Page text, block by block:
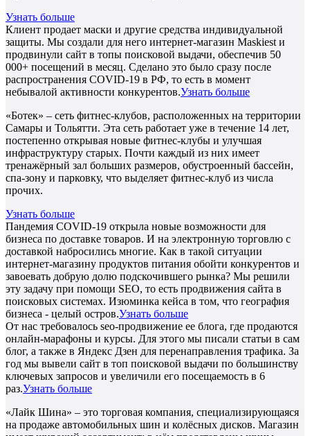
Узнать больше
Клиент продает маски и другие средства индивидуальной
защиты. Мы создали для него интернет-магазин Maskiest и
продвинули сайт в топы поисковой выдачи, обеспечив 50
000+ посещений в месяц. Сделано это было сразу после
распространения COVID-19 в РФ, то есть в момент
небывалой активности конкурентов.Узнать больше
«Ботек» – сеть фитнес-клубов, расположенных на территории
Самары и Тольятти. Эта сеть работает уже в течение 14 лет,
постепенно открывая новые фитнес-клубы и улучшая
инфраструктуру старых. Почти каждый из них имеет
тренажёрный зал больших размеров, обустроенный бассейн,
спа-зону и парковку, что выделяет фитнес-клуб из числа
прочих.
Узнать больше
Пандемия COVID-19 открыла новые возможности для
бизнеса по доставке товаров. И на электронную торговлю с
доставкой набросились многие. Как в такой ситуации
интернет-магазину продуктов питания обойти конкурентов и
завоевать добрую долю подскочившего рынка? Мы решили
эту задачу при помощи SEO, то есть продвижения сайта в
поисковых системах. Изюминка кейса в том, что география
бизнеса - целый остров.Узнать больше
От нас требовалось seo-продвижение ее блога, где продаются
онлайн-марафоны и курсы. Для этого мы писали статьи в сам
блог, а также в Яндекс Дзен для перенаправления трафика. За
год мы вывели сайт в топ поисковой выдачи по большинству
ключевых запросов и увеличили его посещаемость в 6
раз.Узнать больше
«Лайк Шина» – это торговая компания, специализирующаяся
на продаже автомобильных шин и колёсных дисков. Магазин